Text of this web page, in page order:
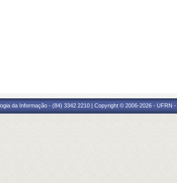
da Informação - (84) 3342 2210 | Copyright © 2006-2026 - UFRN